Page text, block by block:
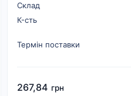
Склад
К-cть
Термін поставки
267,84 грн